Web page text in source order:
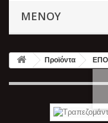
ΜΕΝΟΎ
Προϊόντα